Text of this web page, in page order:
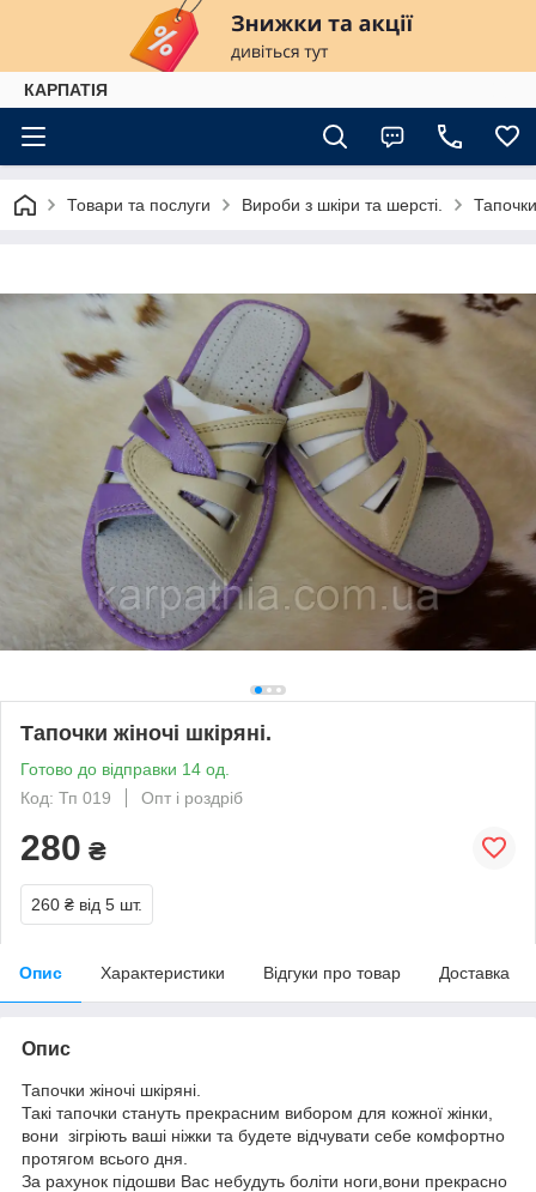
КАРПАТІЯ
Товари та послуги Вироби з шкіри та шерсті.
Тапочки жіночі шкіряні.
Готово до відправки 14 од.
Код: Тп 019
Опт і роздріб
280 ₴
260 ₴ від 5 шт.
Опис Характеристики Відгуки про товар Доставка
Опис
Тапочки жіночі шкіряні.
Такі тапочки стануть прекрасним вибором для кожної жінки,
вони зігріють ваші ніжки та будете відчувати себе комфортно
протягом всього дня.
За рахунок підошви Вас небудуть боліти ноги,вони прекрасно